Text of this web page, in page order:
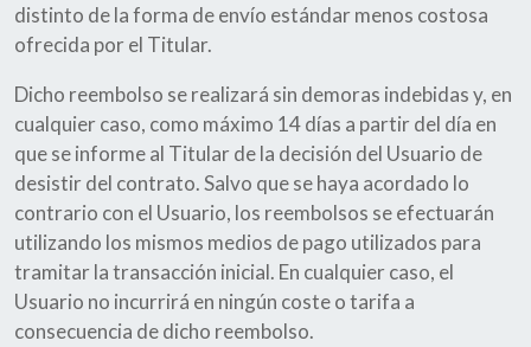
distinto de la forma de envío estándar menos costosa
ofrecida por el Titular.
Dicho reembolso se realizará sin demoras indebidas y, en
cualquier caso, como máximo 14 días a partir del día en
que se informe al Titular de la decisión del Usuario de
desistir del contrato. Salvo que se haya acordado lo
contrario con el Usuario, los reembolsos se efectuarán
utilizando los mismos medios de pago utilizados para
tramitar la transacción inicial. En cualquier caso, el
Usuario no incurrirá en ningún coste o tarifa a
consecuencia de dicho reembolso.